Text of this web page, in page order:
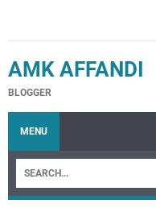
AMK AFFANDI
BLOGGER
MENU